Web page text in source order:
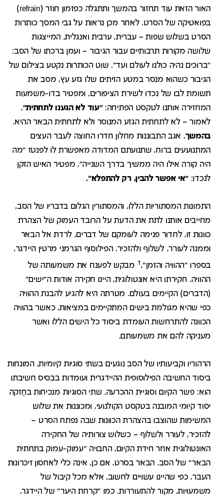
האור הזאת עוד תחזור בהמשך ותתגלה כפזמון חוזר (refrain)
בפואטיקה של הסרט. לאחר מכן נראות על גבי המסך כותרות
הסרט בשלוש שפות – עברית, ערבית ואנגלית, המייצגות
שלושה מקורות תרבותיים עבור הגיבור – ועמן ברכתו של הסב:
"ברוכים נהיה כולנו לעולם ועד". שוט הכותרות נקטע בצילום של
הגיבור כשהוא מנסר במטע הזיתים שלו גזע עץ, מסב את
תשומת לבו של נכדו לשירת הציפורים, ומפטיר בדו-משמעות
המחזירה אותנו לטקסט הפתיחה:"עוד לא הגענו לתחתית",
לאמור – לא לתחתית הגזע המנוסר ולא לתחתית הבאר ההיא.
בהמשך, אגב התבוננות מחלון חדרו החוצה לעבר העצים
המתנועעים ברוח, שתנועתם המדודה מאפשרת לו לפנטז "מה
היה קורה אילו היה ממשיך בדרך השנייה", מפטיר האיש הזקן
לנכדו: "אי אפשר להבין, רק להתפלא".
התמונות המסתוריות הללו, והמסתורין הגלום בדבריו של הסב,
מחייבים אותנו לתת את הדעת על הרובד העמוק של הצהרת
כוונות זו, לחדור פנימה לעומקם של דברים, לרדת אל הבאר
וממנה לעורר, לשלוף ולהזכיר. הפילוסוף הגרמני מרטין היידגר,
בספרו "ההוויה והזמן", 1 מבקש לפענח את משמעותה של
ההוויה. חקירתו היא אונטולוגית, היינו חקירה אודות ה"ישים"
(הדברים) הקיימים בעולם. מטרתה היא להגיע להבנת ההוויה
כפי שהיא מגולמת בישים המתקיימים במציאות, כאשר בהוויה
הכוונה להתרחשות העומדת ביסוד כל הישים הללו ואשר
מעניקה להם את משמעותם.
הרהוריו וקביעותיו של הסב נוגעים בשתי סוגיות קיומיות, המונחות
ביסוד החשיבה הפילוסופית ההיידגרית ועומדות בבסיס חשיבתו
הוא: פשר הקיום וסוגיית ההכרעה. שתי הסוגיות מנכיחות בחָזקה
יסוד קיומי המובנה בטקסט הקולנועי, ומכוננות את שלוש
המשימות שהוצבו בהצהרת הכוונות שבה נפתח הסרט –
להזכיר, לעורר ולשלוף – כשלוש צורותיה של החקירה
האונטולוגית אחר חידת הקיום, החבויה "עמוק-עמוק בתחתית
הבאר" של הסב. הבאר בסרט, אם כן, אינה כלי לאחסון זיכרונות
העבר, כפי שהיינו עשויים לחשוב, אלא מכל קיבול של
משמעויות, מקור להתעוררות. כמו "קרחת היער" של היידגר,